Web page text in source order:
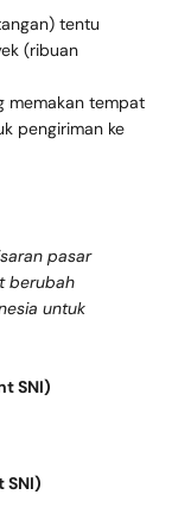
tentu
(ribuan
memakan tempat
pengiriman ke
pasar
berubah
untuk
SNI)
SNI)